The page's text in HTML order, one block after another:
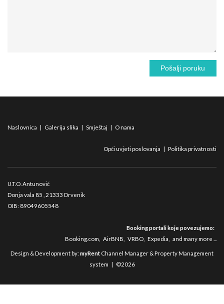
Pošalji poruku
Naslovnica | Galerija slika | Smještaj | O nama
Opći uvjeti poslovanja Politika privatnosti
U.T.O. Antunović
Donja vala 85
, 21333 Drvenik
OIB: 89049605548
Booking portali koje povezujemo:
Booking.com
AirBNB VRBO Expedia and many more ...
Design & Development by: myRent Channel Manager & Property Management
system | ©2026